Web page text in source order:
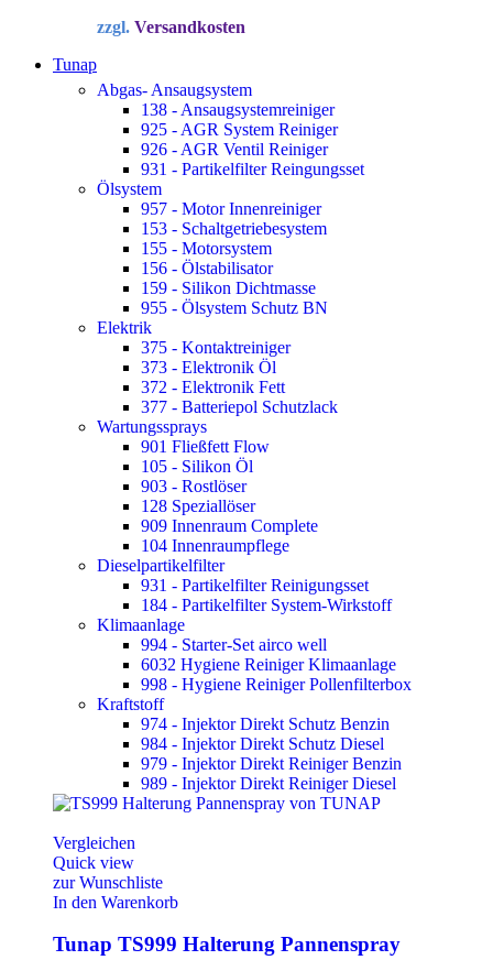
war:
ist:
zzgl. Versandkosten
Tunap
Abgas- Ansaugsystem
138 - Ansaugsystemreiniger
925 - AGR System Reiniger
926 - AGR Ventil Reiniger
931 - Partikelfilter Reingungsset
Ölsystem
957 - Motor Innenreiniger
153 - Schaltgetriebesystem
155 - Motorsystem
156 - Ölstabilisator
159 - Silikon Dichtmasse
955 - Ölsystem Schutz BN
Elektrik
375 - Kontaktreiniger
373 - Elektronik Öl
372 - Elektronik Fett
377 - Batteriepol Schutzlack
Wartungssprays
901 Fließfett Flow
105 - Silikon Öl
903 - Rostlöser
128 Speziallöser
909 Innenraum Complete
104 Innenraumpflege
Dieselpartikelfilter
931 - Partikelfilter Reinigungsset
184 - Partikelfilter System-Wirkstoff
Klimaanlage
994 - Starter-Set airco well
6032 Hygiene Reiniger Klimaanlage
998 - Hygiene Reiniger Pollenfilterbox
Kraftstoff
974 - Injektor Direkt Schutz Benzin
984 - Injektor Direkt Schutz Diesel
979 - Injektor Direkt Reiniger Benzin
989 - Injektor Direkt Reiniger Diesel
Vergleichen
Quick view
zur Wunschliste
In den Warenkorb
Tunap TS999 Halterung Pannenspray